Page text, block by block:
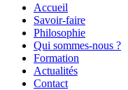
Accueil
Savoir-faire
Philosophie
Qui sommes-nous ?
Formation
Actualités
Contact